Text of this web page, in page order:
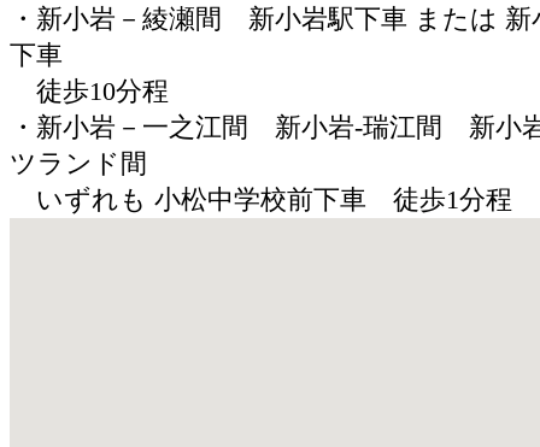
・新小岩－綾瀬間 新小岩駅下車 または 新
下車
徒歩10分程
・新小岩－一之江間 新小岩-瑞江間 新小
ツランド間
いずれも 小松中学校前下車 徒歩1分程